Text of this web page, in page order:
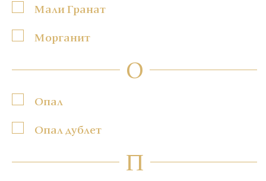
Мали Гранат
Морганит
О
Опал
Опал дублет
П